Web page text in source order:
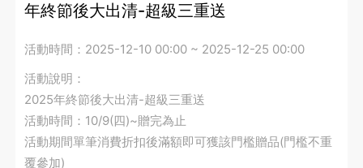
年終節後大出清-超級三重送
活動時間： 2025-12-10 00:00 ~ 2025-12-25 00:00
活動說明：
2025年終節後大出清-超級三重送
活動時間：10/9(四)~贈完為止
活動期間單筆消費折扣後滿額即可獲該門檻贈品(門檻不重
覆參加)